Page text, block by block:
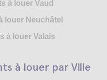
à louer Vaud
louer Neuchâtel
à louer Valais
à louer par Ville